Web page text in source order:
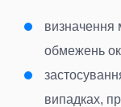
визначення
обмежень
випадках,